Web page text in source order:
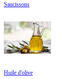
Saucissons
Huile d'olive